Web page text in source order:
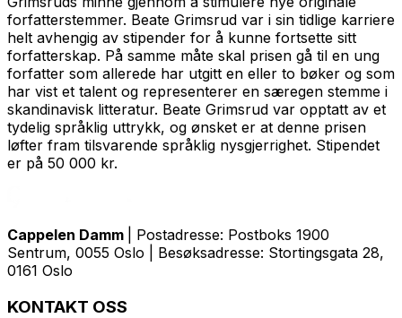
forfatterstemmer. Beate Grimsrud var i sin tidlige karriere
helt avhengig av stipender for å kunne fortsette sitt
forfatterskap. På samme måte skal prisen gå til en ung
forfatter som allerede har utgitt en eller to bøker og som
har vist et talent og representerer en særegen stemme i
skandinavisk litteratur. Beate Grimsrud var opptatt av et
tydelig språklig uttrykk, og ønsket er at denne prisen
løfter fram tilsvarende språklig nysgjerrighet. Stipendet
er på 50 000 kr.
Cappelen Damm
| Postadresse: Postboks 1900
Sentrum, 0055 Oslo | Besøksadresse: Stortingsgata 28,
0161 Oslo
KONTAKT OSS